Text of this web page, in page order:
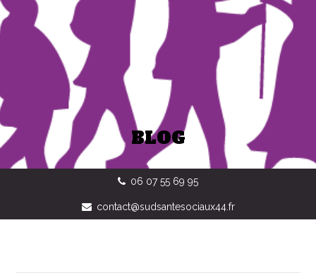
BLOG
06 07 55 69 95
contact@sudsantesociaux44.fr